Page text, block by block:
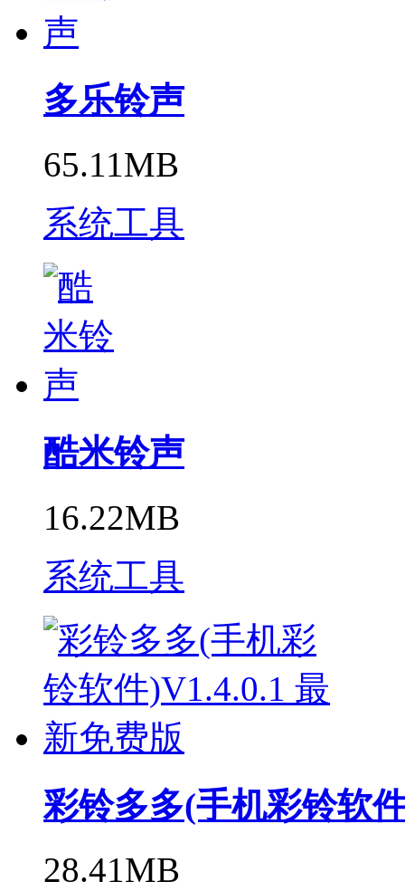
多乐铃声
65.11MB
系统工具
酷米铃声
16.22MB
系统工具
彩铃多多(手机彩铃软
28.41MB